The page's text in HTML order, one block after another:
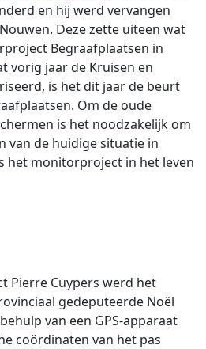
en hij werd vervangen
Deze zette uiteen wat
Begraafplaatsen in
vorig jaar de Kruisen en
is het dit jaar de beurt
Om de oude
is het noodzakelijk om
van de huidige situatie in
het monitorproject in het leven
Pierre Cuypers werd het
gedeputeerde Noël
van een GPS-apparaat
coördinaten van het pas